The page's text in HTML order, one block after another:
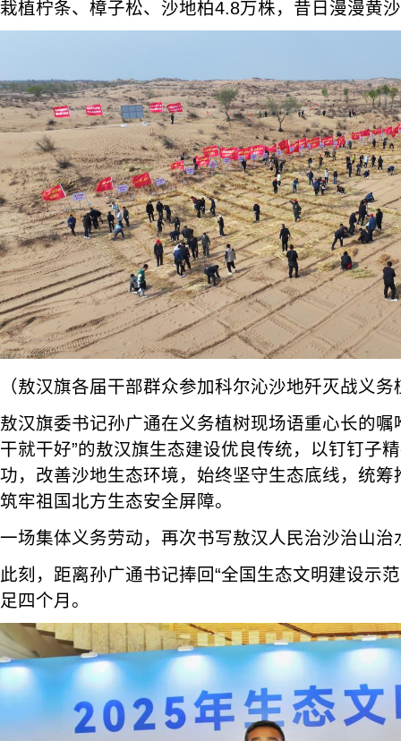
栽植柠条、樟子松、沙地柏4.8万株，昔日漫漫黄
（敖汉旗各届干部群众参加科尔沁沙地歼灭战义务
敖汉旗委书记孙广通在义务植树现场语重心长的嘱
干就干好”的敖汉旗生态建设优良传统，以钉钉子
功，改善沙地生态环境，始终坚守生态底线，统
筑牢祖国北方生态安全屏障。
一场集体义务劳动，再次书写敖汉人民治沙治山治
此刻，距离孙广通书记捧回“全国生态文明建设示
足四个月。